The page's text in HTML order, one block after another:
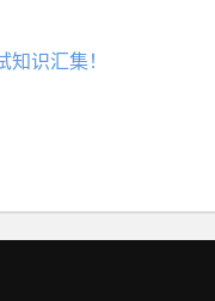
识汇集！